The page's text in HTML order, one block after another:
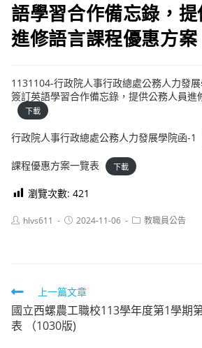
語學習合作備忘錄，
進修語言課程優惠方案
1131104-行政院人事行政總處公務人力發
簽訂英語學習合作備忘錄，提供公務人員進
下載
行政院人事行政總處公務人力發展學院函-1
課程優惠方案一覽表 下載
瀏覽次數: 421
Posthlvs611
Post2024-11-06
Post教職員公告
Read
more
articles
上一篇文章
國立西螺農工職校113學年度第1學期
表 （1030版)